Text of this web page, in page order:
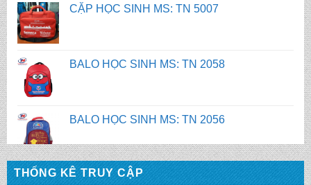
BALO HỌC SINH MS: TN 2069
THỐNG KÊ TRUY CẬP